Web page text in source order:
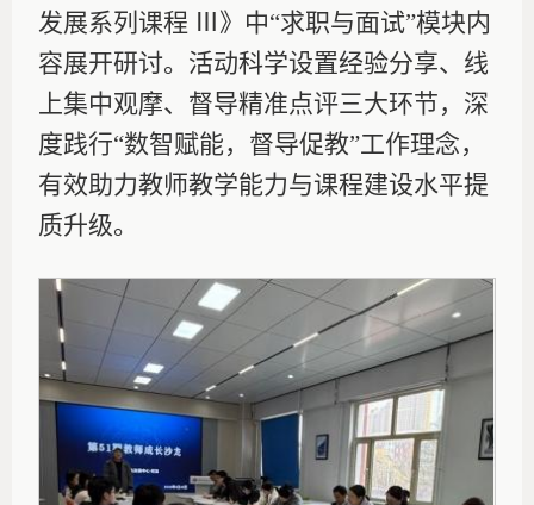
发展系列课程 Ⅲ》中“求职与面试”模块内
容展开研讨。活动科学设置经验分享、线
上集中观摩、督导精准点评三大环节，深
度践行“数智赋能，督导促教”工作理念，
有效助力教师教学能力与课程建设水平提
质升级。